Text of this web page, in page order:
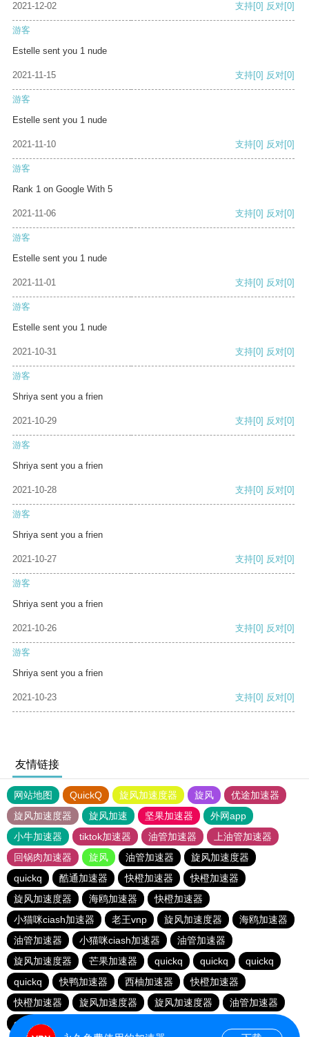
2021-12-02 支持[0] 反对[0]
游客
Estelle sent you 1 nude
2021-11-15 支持[0] 反对[0]
游客
Estelle sent you 1 nude
2021-11-10 支持[0] 反对[0]
游客
Rank 1 on Google With 5
2021-11-06 支持[0] 反对[0]
游客
Estelle sent you 1 nude
2021-11-01 支持[0] 反对[0]
游客
Estelle sent you 1 nude
2021-10-31 支持[0] 反对[0]
游客
Shriya sent you a frien
2021-10-29 支持[0] 反对[0]
游客
Shriya sent you a frien
2021-10-28 支持[0] 反对[0]
游客
Shriya sent you a frien
2021-10-27 支持[0] 反对[0]
游客
Shriya sent you a frien
2021-10-26 支持[0] 反对[0]
游客
Shriya sent you a frien
2021-10-23 支持[0] 反对[0]
友情链接
网站地图 QuickQ 旋风加速度器 旋风
优途加速器
旋风加速度器
旋风加速 坚果加速器
外网app
小牛加速器
tiktok加速器 油管加速器
上油管加速器
回锅肉加速器
旋风 油管加速器
旋风加速度器
quickq
酷通加速器 快橙加速器
快橙加速器
旋风加速度器
海鸥加速器
快橙加速器
小猫咪ciash加速器
老王vnp 旋风加速度器
海鸥加速器
油管加速器
小猫咪ciash加速器
油管加速器
旋风加速度器
芒果加速器 quickq quickq
quickq
quickq
快鸭加速器 西柚加速器
快橙加速器
快橙加速器
旋风加速度器 旋风加速度器
油管加速器
quickq